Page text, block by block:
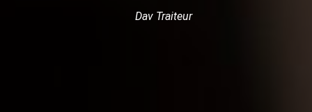
Dav Traiteur